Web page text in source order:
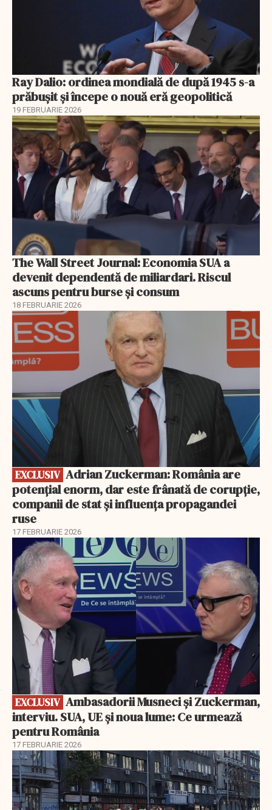
Ray Dalio: ordinea mondială de după 1945 s-a
prăbușit și începe o nouă eră geopolitică
19 FEBRUARIE 2026
The Wall Street Journal: Economia SUA a
devenit dependentă de miliardari. Riscul
ascuns pentru burse și consum
18 FEBRUARIE 2026
EXCLUSIV
EXCLUSIV
potențial enorm, dar este frânată de corupție,
companii de stat și influența propagandei
ruse
17 FEBRUARIE 2026
EXCLUSIV
EXCLUSIV
interviu. SUA, UE și noua lume: Ce urmează
pentru România
17 FEBRUARIE 2026